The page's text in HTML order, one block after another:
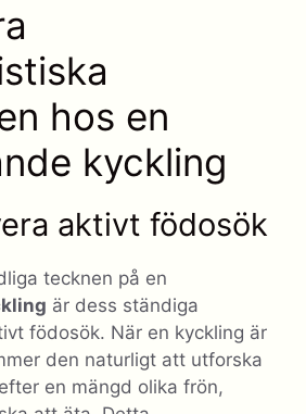
hos en
kyckling
aktivt födosök
tecknen på en
är dess ständiga
födosök. När en kyckling är
den naturligt att utforska
en mängd olika frön,